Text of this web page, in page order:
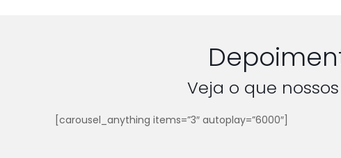
Veja o que
[carousel_anything items=”3″ autoplay=”6000″]